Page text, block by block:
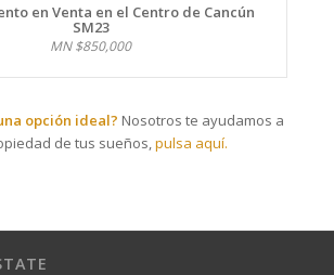
en Venta en el Centro de Cancún
SM23
MN $850,000
opción ideal? Nosotros te ayudamos a
de tus sueños,pulsa aquí.